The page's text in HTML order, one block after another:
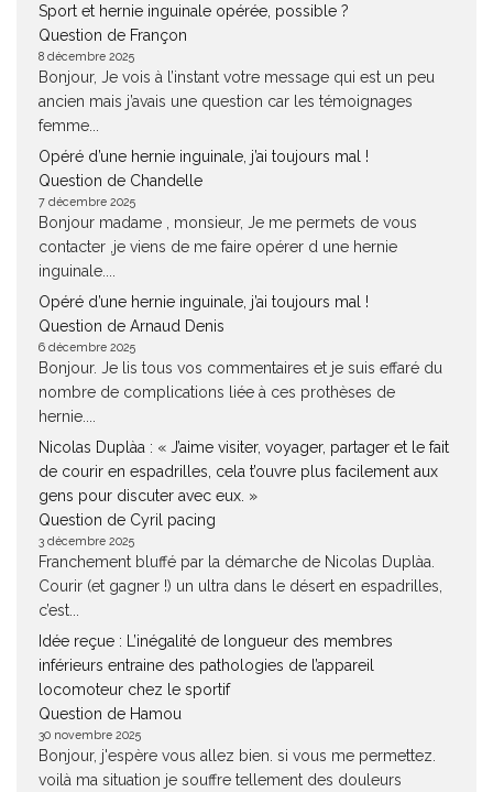
Sport et hernie inguinale opérée, possible ?
Question de Françon
8 décembre 2025
Bonjour, Je vois à l’instant votre message qui est un peu
ancien mais j’avais une question car les témoignages
femme...
Opéré d’une hernie inguinale, j’ai toujours mal !
Question de Chandelle
7 décembre 2025
Bonjour madame , monsieur, Je me permets de vous
contacter ,je viens de me faire opérer d une hernie
inguinale....
Opéré d’une hernie inguinale, j’ai toujours mal !
Question de Arnaud Denis
6 décembre 2025
Bonjour. Je lis tous vos commentaires et je suis effaré du
nombre de complications liée à ces prothèses de
hernie....
Nicolas Duplàa : « J’aime visiter, voyager, partager et le fait
de courir en espadrilles, cela t’ouvre plus facilement aux
gens pour discuter avec eux. »
Question de Cyril pacing
3 décembre 2025
Franchement bluffé par la démarche de Nicolas Duplàa.
Courir (et gagner !) un ultra dans le désert en espadrilles,
c’est...
Idée reçue : L’inégalité de longueur des membres
inférieurs entraine des pathologies de l’appareil
locomoteur chez le sportif
Question de Hamou
30 novembre 2025
Bonjour, j'espère vous allez bien. si vous me permettez.
voilà ma situation je souffre tellement des douleurs